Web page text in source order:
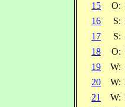
15
O:
16
S:
17
S:
18
O:
19
W:
20
W:
21
W: